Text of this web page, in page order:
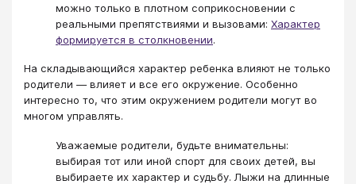
можно только в плотном соприкосновении с
реальными препятствиями и вызовами: Характер
формируется в столкновении.
На складывающийся характер ребенка влияют не только
родители — влияет и все его окружение. Особенно
интересно то, что этим окружением родители могут во
многом управлять.
Уважаемые родители, будьте внимательны:
выбирая тот или иной спорт для своих детей, вы
выбираете их характер и судьбу. Лыжи на длинные